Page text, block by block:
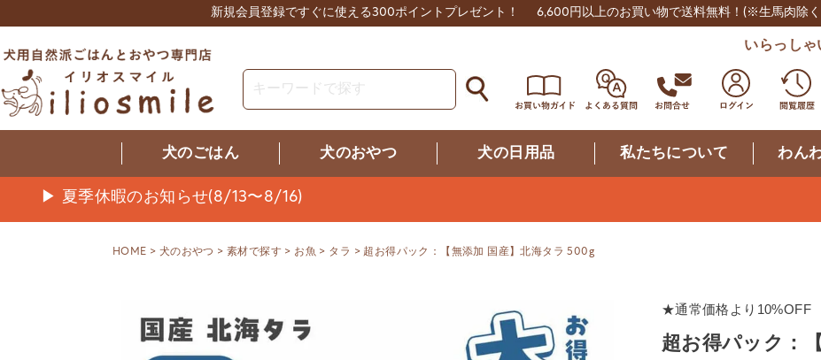
新規会員登録ですぐに使える300ポイントプレゼント！ 6,600円以上のお買い物で送料無料！ (※生馬肉除
いらっし
犬のごはん 犬のおやつ 犬の日用品 私たちについて わん
▶ 夏季休暇のお知らせ(8/13〜8/16)
HOME 犬のおやつ 素材で探す お魚 タラ 超お得パック：【無添加 国産】北海タラ 500g
★通常価格より10%OFF
超お得パック：